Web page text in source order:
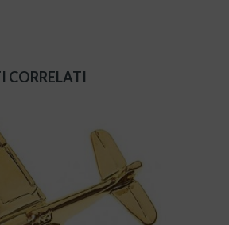
CORRELATI